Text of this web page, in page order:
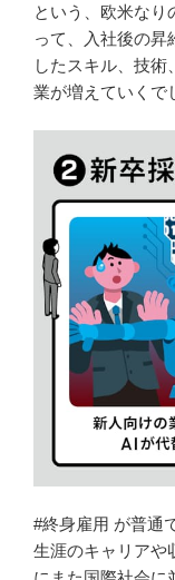
という、欧米なり
って、入社後の昇
したスキル、技
業が増えていくで
#終身雇用 が普通
生涯のキャリアや